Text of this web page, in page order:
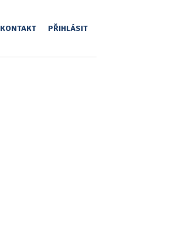
KONTAKT PŘIHLÁSIT